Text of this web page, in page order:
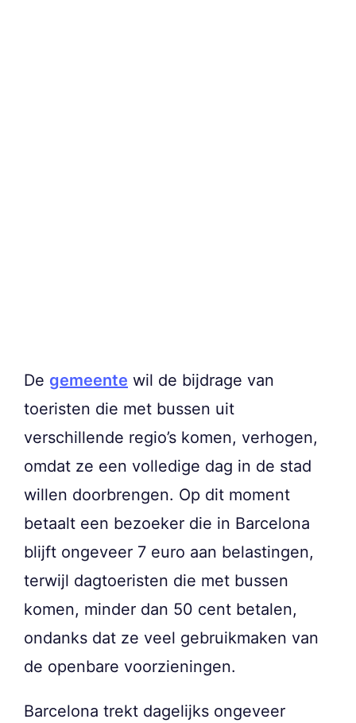
De gemeente wil de bijdrage van
toeristen die met bussen uit
verschillende regio’s komen, verhogen,
omdat ze een volledige dag in de stad
willen doorbrengen. Op dit moment
betaalt een bezoeker die in Barcelona
blijft ongeveer 7 euro aan belastingen,
terwijl dagtoeristen die met bussen
komen, minder dan 50 cent betalen,
ondanks dat ze veel gebruikmaken van
de openbare voorzieningen.
Barcelona trekt dagelijks ongeveer